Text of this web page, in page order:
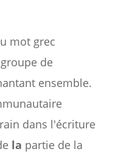
mot grec
de
ensemble.
dans l'écriture
la partie de la